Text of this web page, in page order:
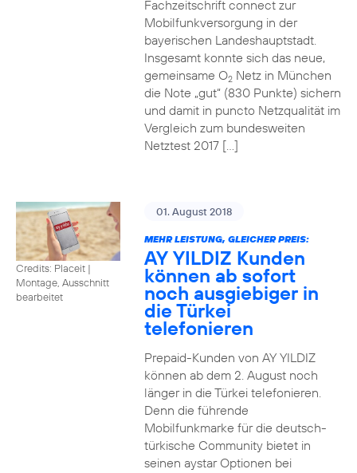
Fachzeitschrift connect zur
Mobilfunkversorgung in der
bayerischen Landeshauptstadt.
Insgesamt konnte sich das neue,
gemeinsame O2Netz in München
die Note „gut“ (830 Punkte) sichern
und damit in puncto Netzqualität im
Vergleich zum bundesweiten
Netztest 2017 […]
Credits: Placeit |
Montage, Ausschnitt
bearbeitet
01. August 2018
MEHR LEISTUNG, GLEICHER PREIS:
AY YILDIZ Kunden
können ab sofort
noch ausgiebiger in
die Türkei
telefonieren
Prepaid-Kunden von AY YILDIZ
können ab dem 2. August noch
länger in die Türkei telefonieren.
Denn die führende
Mobilfunkmarke für die deutsch-
türkische Community bietet in
seinen aystar Optionen bei